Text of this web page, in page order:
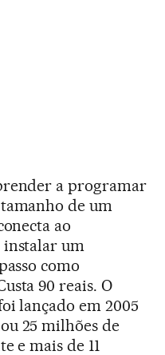
a programar
de um
ao
instalar um
como
90 reais. O
lançado em 2005
25 milhões de
e mais de 11